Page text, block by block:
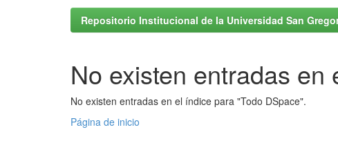
Repositorio Institucional de la Universidad San
No existen entradas en
No existen entradas en el índice para "Todo DSpace".
Página de inicio